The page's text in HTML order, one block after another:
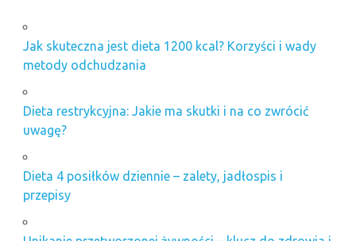
Jak skuteczna jest dieta 1200 kcal? Korzyści i wady
metody odchudzania
Dieta restrykcyjna: Jakie ma skutki i na co zwrócić
uwagę?
Dieta 4 posiłków dziennie – zalety, jadłospis i
przepisy